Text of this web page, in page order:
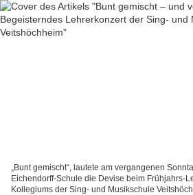
„Bunt gemischt“, lautete am vergangenen
Eichendorff-Schule die Devise beim Frühjahrs-
Kollegiums der Sing- und Musikschule